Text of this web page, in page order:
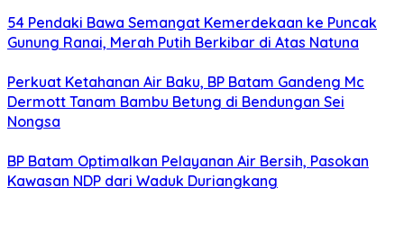
54 Pendaki Bawa Semangat Kemerdekaan ke Puncak
Gunung Ranai, Merah Putih Berkibar di Atas Natuna
Perkuat Ketahanan Air Baku, BP Batam Gandeng Mc
Dermott Tanam Bambu Betung di Bendungan Sei
Nongsa
BP Batam Optimalkan Pelayanan Air Bersih, Pasokan
Kawasan NDP dari Waduk Duriangkang